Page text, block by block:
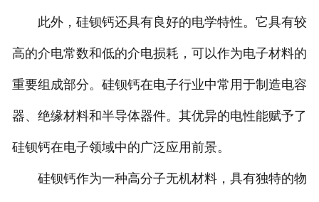
此外，硅钡钙还具有良好的电学特性。它具有较
高的介电常数和低的介电损耗，可以作为电子材料的
重要组成部分。硅钡钙在电子行业中常用于制造电容
器、绝缘材料和半导体器件。其优异的电性能赋予了
硅钡钙在电子领域中的广泛应用前景。
硅钡钙作为一种高分子无机材料，具有独特的物